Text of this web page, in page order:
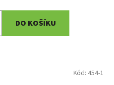
DO KOŠÍKU
Kód: 454-1